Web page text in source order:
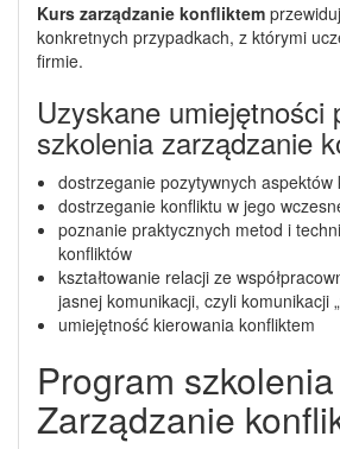
Kurs zarządzanie konfliktem
konkretnych przypadkach, z którymi
firmie.
Uzyskane umiejętności
szkolenia zarządzanie
dostrzeganie pozytywnych aspektów
dostrzeganie konfliktu w jego
poznanie praktycznych metod i
konfliktów
kształtowanie relacji ze
jasnej komunikacji, czyli komunikacji
umiejętność kierowania konfliktem
Program szkolenia
Zarządzanie